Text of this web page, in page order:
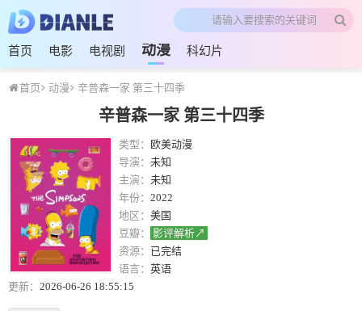
首页 电影 电视剧 动漫 科幻片
首页 动漫 辛普森一家 第三十四季
辛普森一家 第三十四季
类型：
欧美动漫
导演： 未知
主演： 未知
年份： 2022
地区： 美国
豆瓣：
影评解析↗
资源： 已完结
语言： 英语
更新： 2026-06-26 18:55:15